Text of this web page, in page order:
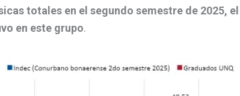
totales en el segundo semestre de 2025,
en este grupo.